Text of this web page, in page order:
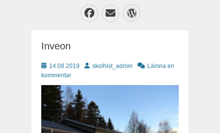
Facebook
E-
post
WordPress
Inveon
Publicerat
14.08.2019 Författare
skolhist_admin
Lämna en
kommentar